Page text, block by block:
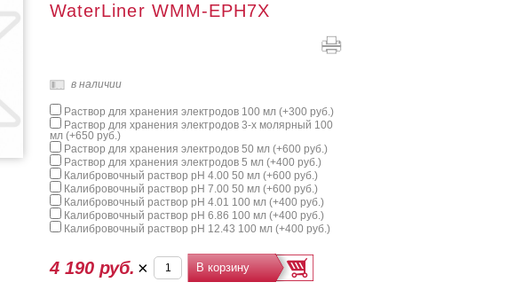
WaterLiner WMM-EPH7X
в наличии
Раствор для хранения электродов 100 мл (+300 руб.)
Раствор для хранения электродов 3-х молярный 100
мл (+650 руб.)
Раствор для хранения электродов 50 мл (+600 руб.)
Раствор для хранения электродов 5 мл (+400 руб.)
Калибровочный раствор pH 4.00 50 мл (+600 руб.)
Калибровочный раствор pH 7.00 50 мл (+600 руб.)
Калибровочный раствор pH 4.01 100 мл (+400 руб.)
Калибровочный раствор pH 6.86 100 мл (+400 руб.)
Калибровочный раствор pH 12.43 100 мл (+400 руб.)
4 190 руб. ×